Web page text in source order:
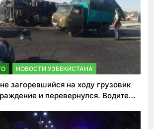
НОВОСТИ УЗБЕКИСТАНА
загоревшийся на ходу грузовик
и перевернулся. Водитель